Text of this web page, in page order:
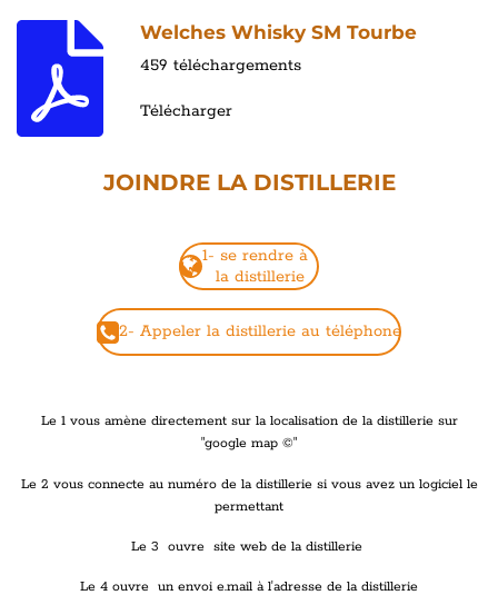
Welches Whisky SM Tourbe
459 téléchargements
Télécharger
JOINDRE LA DISTILLERIE
1- se rendre à
la distillerie
2- Appeler la distillerie au téléphone
Le 1 vous amène directement sur la localisation de la distillerie sur
"google map ©"
Le 2 vous connecte au numéro de la distillerie si vous avez un logiciel le
permettant
Le 3 ouvre site web de la distillerie
Le 4 ouvre un envoi e.mail à l'adresse de la distillerie